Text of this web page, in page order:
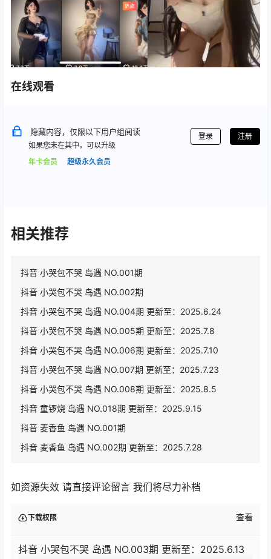
在线观看
隐藏内容，仅限以下用户组阅读
如果您未在其中，可以升级
年卡会员
超级永久会员
登录 注册
相关推荐
抖音 小哭包不哭 岛遇 NO.001期
抖音 小哭包不哭 岛遇 NO.002期
抖音 小哭包不哭 岛遇 NO.004期 更新至：2025.6.24
抖音 小哭包不哭 岛遇 NO.005期 更新至：2025.7.8
抖音 小哭包不哭 岛遇 NO.006期 更新至：2025.7.10
抖音 小哭包不哭 岛遇 NO.007期 更新至：2025.7.23
抖音 小哭包不哭 岛遇 NO.008期 更新至：2025.8.5
抖音 童锣烧 岛遇 NO.018期 更新至：2025.9.15
抖音 麦香鱼 岛遇 NO.001期
抖音 麦香鱼 岛遇 NO.002期 更新至：2025.7.28
如资源失效 请直接评论留言 我们将尽力补档
下载权限 查看
抖音 小哭包不哭 岛遇 NO.003期 更新至：2025.6.13